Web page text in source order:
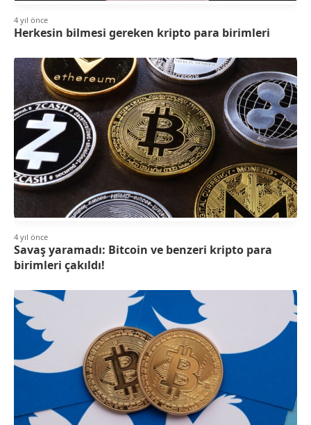
4 yıl önce
Herkesin bilmesi gereken kripto para birimleri
4 yıl önce
Savaş yaramadı: Bitcoin ve benzeri kripto para
birimleri çakıldı!